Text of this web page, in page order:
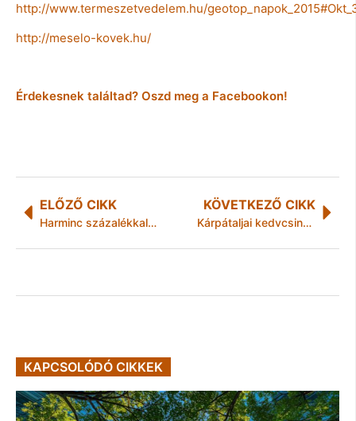
http://www.termeszetvedelem.hu/
http://meselo-kovek.hu/
Érdekesnek találtad? Oszd meg a Facebookon!
ELŐZŐ CIKK
Harminc százalékkal több néző a MÜHÁ-ban
KÖVETKEZŐ CIKK
Kárpátaljai kedvcsináló
KAPCSOLÓDÓ CIKKEK